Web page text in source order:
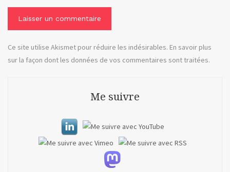
Ce site utilise Akismet pour réduire les indésirables. En savoir plus
sur la façon dont les données de vos commentaires sont traitées.
Me suivre